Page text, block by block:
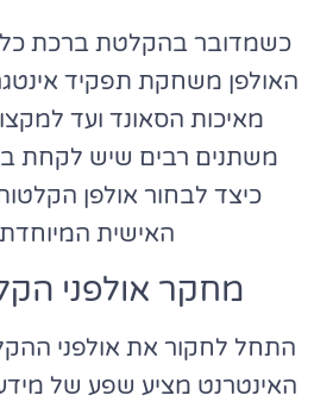
כשמדובר בהקלטת ברכת
האולפן משחקת תפקיד
מאיכות הסאונד ועד
משתנים רבים שיש לקחת
כיצד לבחור אולפן
האישית
מחקר אולפני
התחל לחקור את אולפני
האינטרנט מציע שפע של